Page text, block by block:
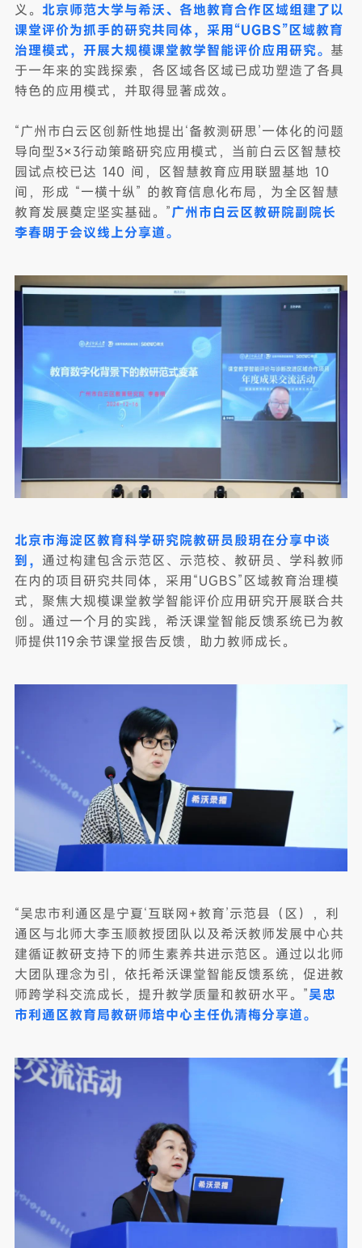
义。 北京师范大学与希沃、各地教育合作区域组建了以
课堂评价为抓手的研究共同体，采用“UGBS”区域教育
治理模式，开展大规模课堂教学智能评价应用研究。 基
于一年来的实践探索，各区域各区域已成功塑造了各具
特色的应用模式，并取得显著成效。
“广州市白云区创新性地提出‘备教测研思’一体化的问题
导向型3×3行动策略研究应用模式，当前白云区智慧校
园试点校已达 140 间，区智慧教育应用联盟基地 10
间，形成 “一横十纵” 的教育信息化布局，为全区智慧
教育发展奠定坚实基础。”广州市白云区教研院副院长
李春明于会议线上分享道。
北京市海淀区教育科学研究院教研员殷玥在分享中谈
到， 通过构建包含示范区、示范校、教研员、学科教师
在内的项目研究共同体，采用“UGBS”区域教育治理模
式，聚焦大规模课堂教学智能评价应用研究开展联合共
创。通过一个月的实践，希沃课堂智能反馈系统已为教
师提供119余节课堂报告反馈，助力教师成长。
“吴忠市利通区是宁夏‘互联网+教育’示范县（区），利
通区与北师大李玉顺教授团队以及希沃教师发展中心共
建循证教研支持下的师生素养共进示范区。通过以北师
大团队理念为引，依托希沃课堂智能反馈系统，促进教
师跨学科交流成长，提升教学质量和教研水平。”吴忠
市利通区教育局教研师培中心主任仇清梅分享道。